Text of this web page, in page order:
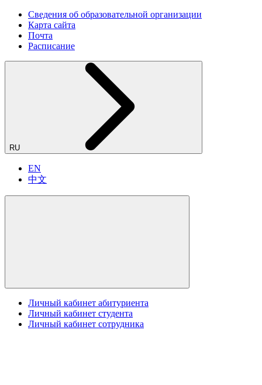
Сведения об образовательной организации
Карта сайта
Почта
Расписание
RU
EN
中文
Личный кабинет абитуриента
Личный кабинет студента
Личный кабинет сотрудника